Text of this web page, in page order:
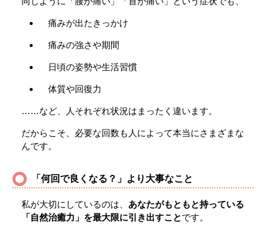
痛みが出たきっかけ
痛みの強さや期間
日頃の姿勢や生活習慣
体質や回復力
……など、人それぞれ状況はまったく違います。
だからこそ、必要な回数も人によって本当にさまざまな
んです。
「何回で良くなる？」より大事なこと
私が大切にしているのは、 あなたがもともと持っている
「自然治癒力」を最大限に引き出すことです。